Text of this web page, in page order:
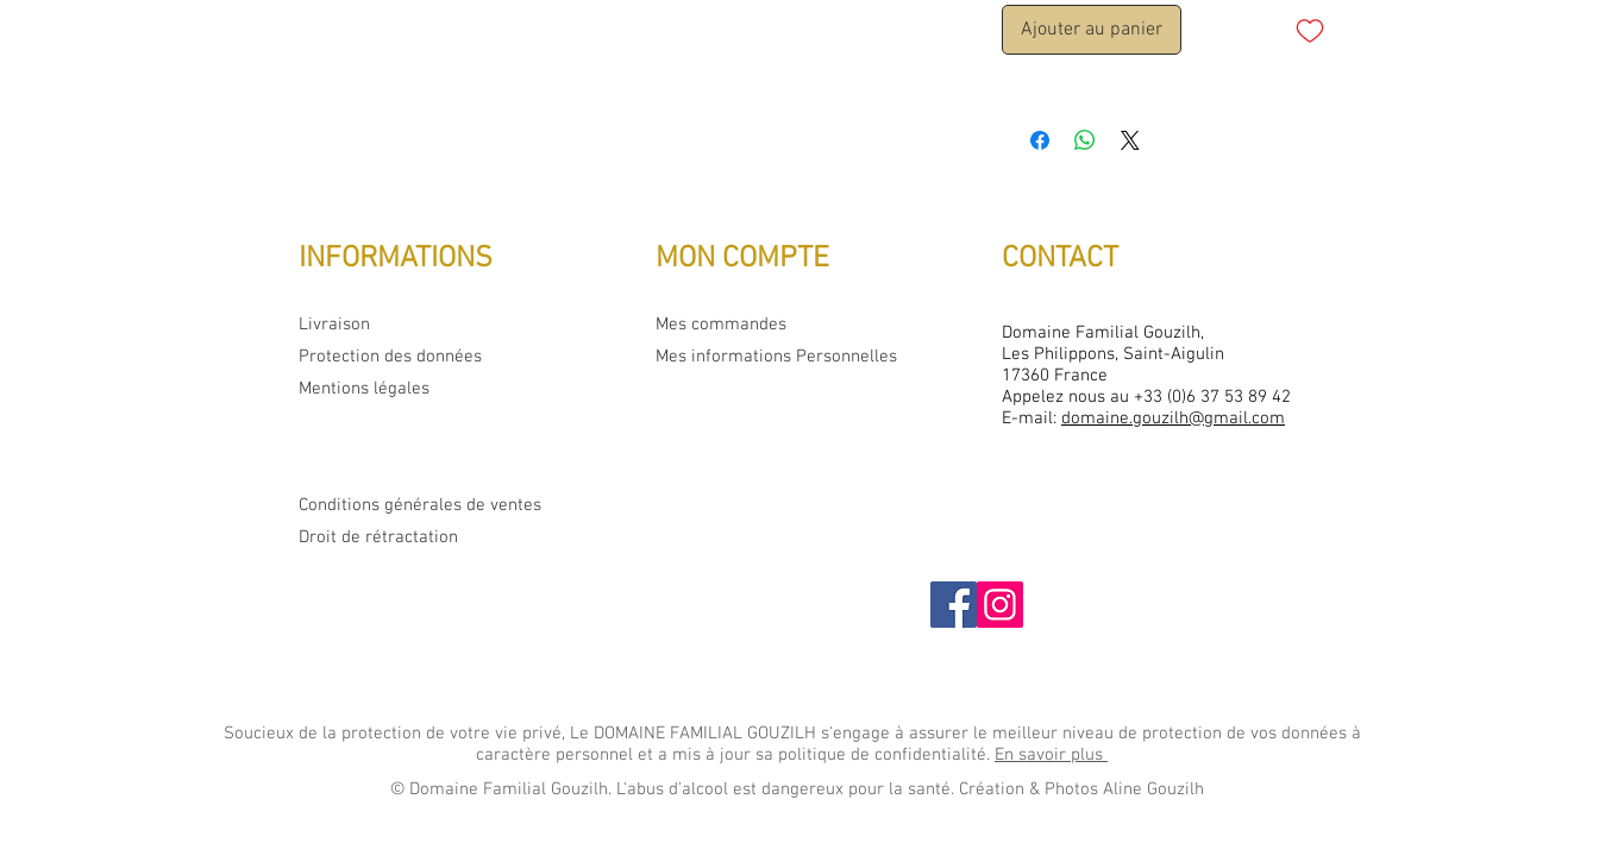
Ajouter au panier
INFORMATIONS MON COMPTE
Livraison
Protection des données
Mes commandes
Mes informations Personnelles
Mentions légales
CONTACT
Domaine Familial Gouzilh,
Les Philippons, Saint-Aigulin
17360 France
Appelez nous au +33 (0)6 37 53 89 42
E-mail: domaine.gouzilh@gmail.com
Conditions générales de ventes
Droit de rétractation
Soucieux de la protection de votre vie privé, Le DOMAINE FAMILIAL GOUZILH s'engage à assurer le meilleur niveau de protection de vos données à
caractère personnel et a mis à jour sa politique de confidentialité. En savoir plus
© Domaine Familial Gouzilh. L'abus d'alcool est dangereux pour la santé. Création & Photos Aline Gouzilh